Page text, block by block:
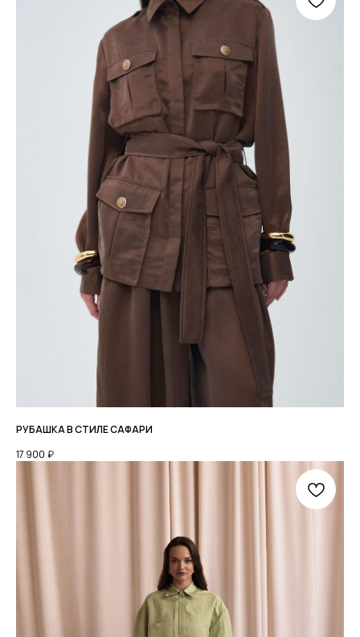
РУБАШКА В СТИЛЕ САФАРИ
17 900 ₽
PINTEREST
+7 952 771 85 89
LOOKBOOK